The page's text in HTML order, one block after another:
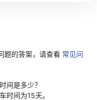
题的答案，请查看 常见问
间是多少？
时间为15天。